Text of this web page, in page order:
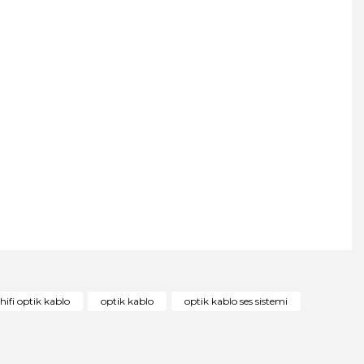
hifi optik kablo optik kablo
optik kablo ses sistemi